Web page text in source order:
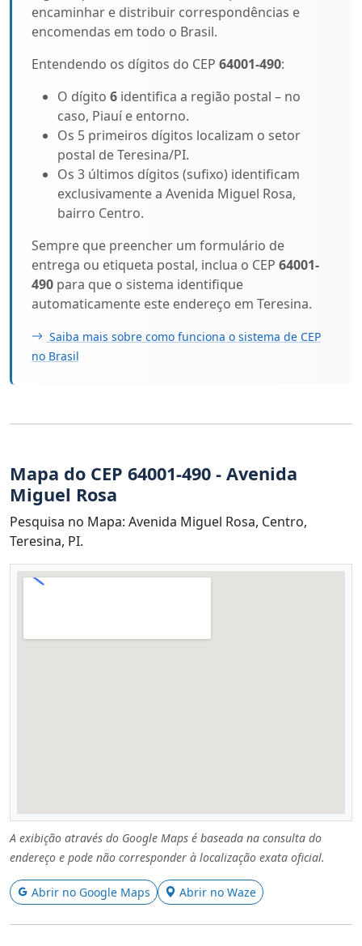
encaminhar e distribuir correspondências e
encomendas em todo o Brasil.
Entendendo os dígitos do CEP 64001-490:
O dígito 6 identifica a região postal – no
caso, Piauí e entorno.
Os 5 primeiros dígitos localizam o setor
postal de Teresina/PI.
Os 3 últimos dígitos (sufixo) identificam
exclusivamente a Avenida Miguel Rosa,
bairro Centro.
Sempre que preencher um formulário de
entrega ou etiqueta postal, inclua o CEP 64001-
490 para que o sistema identifique
automaticamente este endereço em Teresina.
Saiba mais sobre como funciona o sistema de CEP
no Brasil
Mapa do CEP 64001-490 - Avenida
Miguel Rosa
Pesquisa no Mapa: Avenida Miguel Rosa, Centro,
Teresina, PI.
A exibição através do Google Maps é baseada na consulta do
endereço e pode não corresponder à localização exata oficial.
Abrir no Google Maps Abrir no Waze